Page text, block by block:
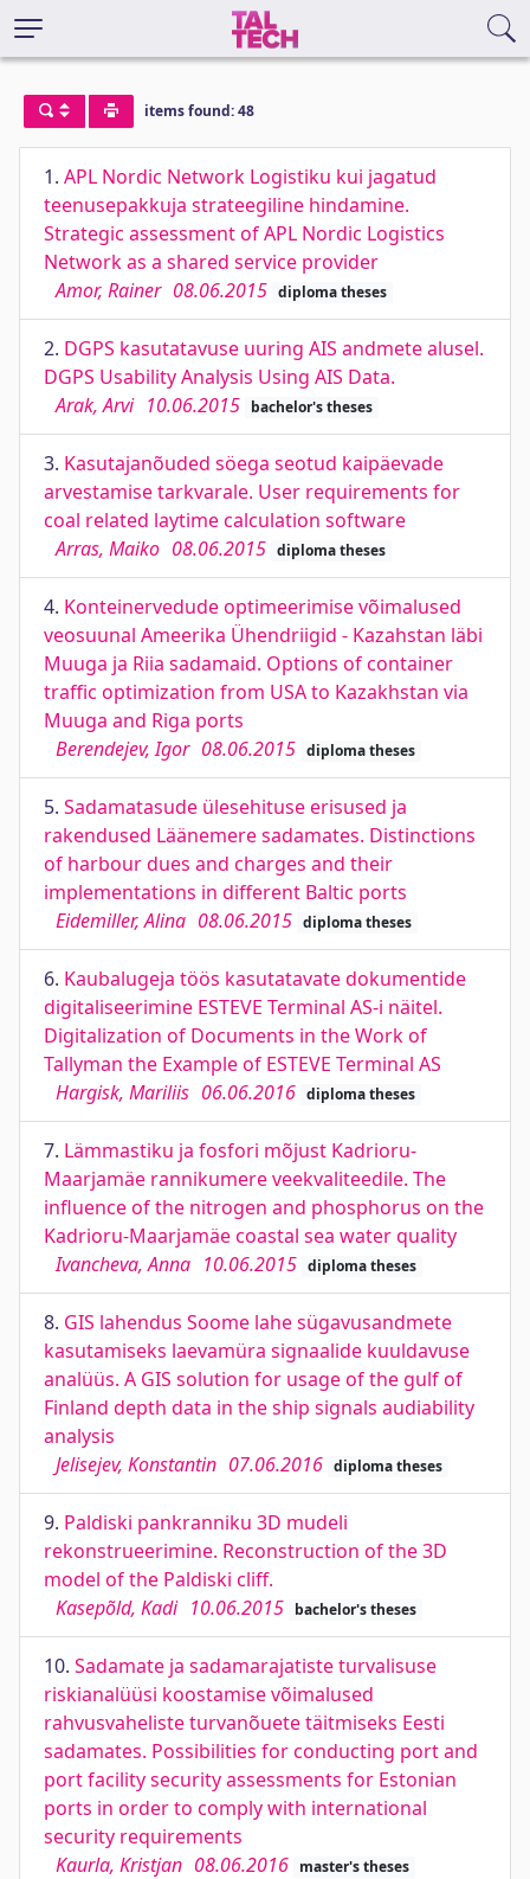
items found: 48
1. APL Nordic Network Logistiku kui jagatud
teenusepakkuja strateegiline hindamine.
Strategic assessment of APL Nordic Logistics
Network as a shared service provider
Amor, Rainer 08.06.2015 diploma theses
2. DGPS kasutatavuse uuring AIS andmete alusel.
DGPS Usability Analysis Using AIS Data.
Arak, Arvi 10.06.2015 bachelor's theses
3. Kasutajanõuded söega seotud kaipäevade
arvestamise tarkvarale. User requirements for
coal related laytime calculation software
Arras, Maiko 08.06.2015 diploma theses
4. Konteinervedude optimeerimise võimalused
veosuunal Ameerika Ühendriigid - Kazahstan läbi
Muuga ja Riia sadamaid. Options of container
traffic optimization from USA to Kazakhstan via
Muuga and Riga ports
Berendejev, Igor 08.06.2015 diploma theses
5. Sadamatasude ülesehituse erisused ja
rakendused Läänemere sadamates. Distinctions
of harbour dues and charges and their
implementations in different Baltic ports
Eidemiller, Alina 08.06.2015 diploma theses
6. Kaubalugeja töös kasutatavate dokumentide
digitaliseerimine ESTEVE Terminal AS-i näitel.
Digitalization of Documents in the Work of
Tallyman the Example of ESTEVE Terminal AS
Hargisk, Mariliis 06.06.2016 diploma theses
7. Lämmastiku ja fosfori mõjust Kadrioru-
Maarjamäe rannikumere veekvaliteedile. The
influence of the nitrogen and phosphorus on the
Kadrioru-Maarjamäe coastal sea water quality
Ivancheva, Anna 10.06.2015 diploma theses
8. GIS lahendus Soome lahe sügavusandmete
kasutamiseks laevamüra signaalide kuuldavuse
analüüs. A GIS solution for usage of the gulf of
Finland depth data in the ship signals audiability
analysis
Jelisejev, Konstantin 07.06.2016 diploma theses
9. Paldiski pankranniku 3D mudeli
rekonstrueerimine. Reconstruction of the 3D
model of the Paldiski cliff.
Kasepõld, Kadi 10.06.2015 bachelor's theses
10. Sadamate ja sadamarajatiste turvalisuse
riskianalüüsi koostamise võimalused
rahvusvaheliste turvanõuete täitmiseks Eesti
sadamates. Possibilities for conducting port and
port facility security assessments for Estonian
ports in order to comply with international
security requirements
Kaurla, Kristjan 08.06.2016 master's theses